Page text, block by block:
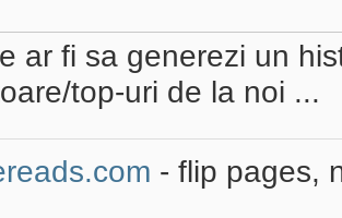
ar fi sa generezi un
top-uri de la noi ...
- flip pages,